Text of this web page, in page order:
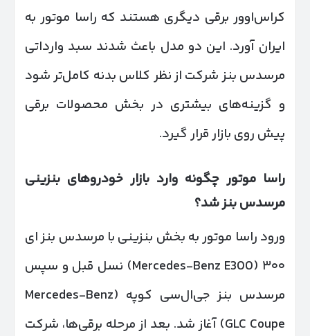
کراس‌اوور برقی دیگری هستند که راسا موتور به
ایران آورد. این دو مدل باعث شدند سبد وارداتی
مرسدس بنز شرکت از نظر کلاس بدنه کامل‌تر شود
و گزینه‌های بیشتری در بخش محصولات برقی
پیش روی بازار قرار گیرد.
راسا موتور چگونه وارد بازار خودروهای بنزینی
مرسدس بنز شد؟
ورود راسا موتور به بخش بنزینی با مرسدس بنز ای
۳۰۰ (Mercedes-Benz E300) نسل قبل و سپس
مرسدس بنز جی‌ال‌سی کوپه (Mercedes-Benz
GLC Coupe) آغاز شد. بعد از مرحله برقی‌ها، شرکت